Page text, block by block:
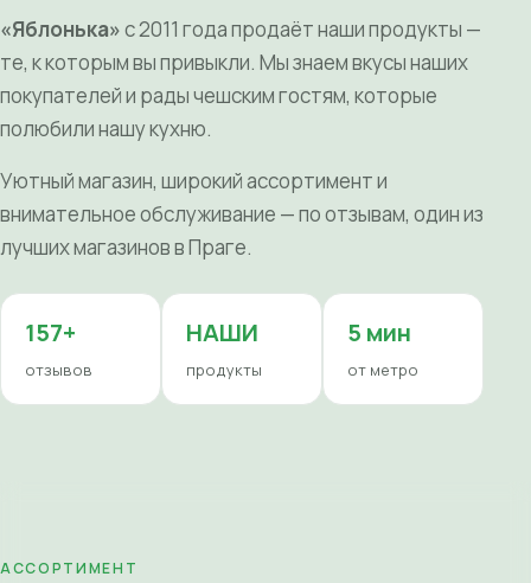
«Яблонька»с 2011 года продаёт наши продукты —
те, к которым вы привыкли. Мы знаем вкусы наших
покупателей и рады чешским гостям, которые
полюбили нашу кухню.
Уютный магазин, широкий ассортимент и
внимательное обслуживание — по отзывам, один из
лучших магазинов в Праге.
157+
отзывов
НАШИ
продукты
5 мин
от метро
АССОРТИМЕНТ